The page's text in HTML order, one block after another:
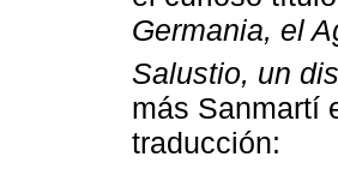
Germania, el
Salustio, un
más Sanmartí
traducción: